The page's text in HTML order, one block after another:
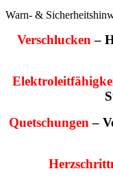
Warn- &
Verschlucken –
Quetschungen –